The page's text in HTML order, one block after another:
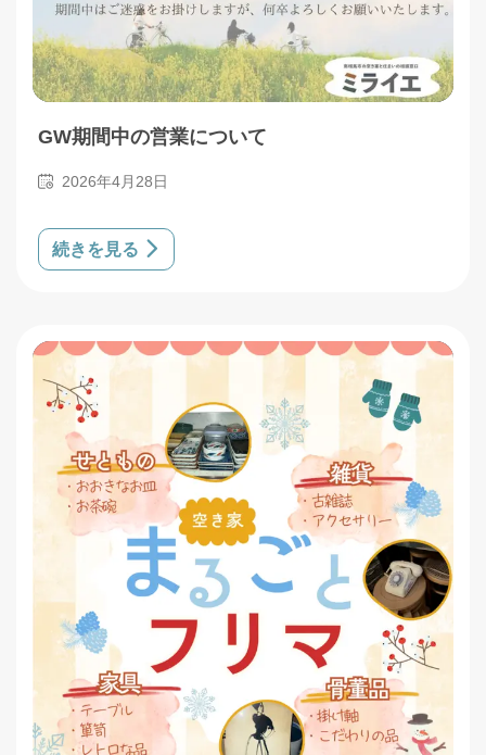
GW期間中の営業について
2026年4月28日
続きを見る